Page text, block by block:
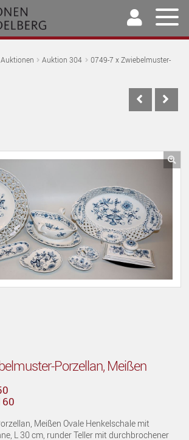
Auktion 304
0749-7 x Zwiebelmuster-
Porzellan, Meißen
Meißen Ovale Henkelschale mit
L 30 cm, runder Teller mit durchbrochener